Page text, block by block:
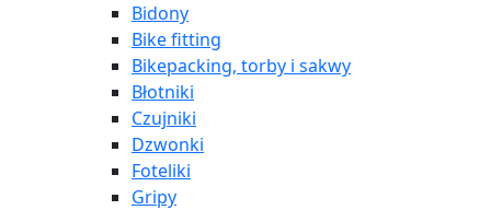
Bidony
Bike fitting
Bikepacking, torby i sakwy
Błotniki
Czujniki
Dzwonki
Foteliki
Gripy